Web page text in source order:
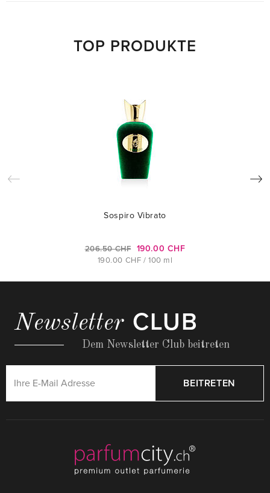
TOP PRODUKTE
Sospiro Vibrato
206.50 CHF 190.00 CHF
190.00 CHF / 100 ml
Newsletter CLUB
Dem Newsletter Club beitreten
BEITRETEN